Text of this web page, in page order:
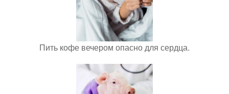
Пить кофе вечером опасно для сердца.